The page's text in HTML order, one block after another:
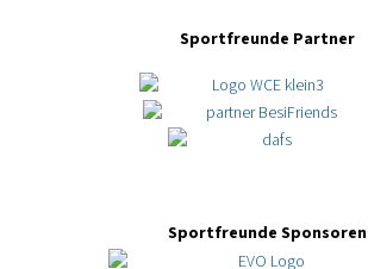
Sportfreunde Partner
Sportfreunde Sponsoren